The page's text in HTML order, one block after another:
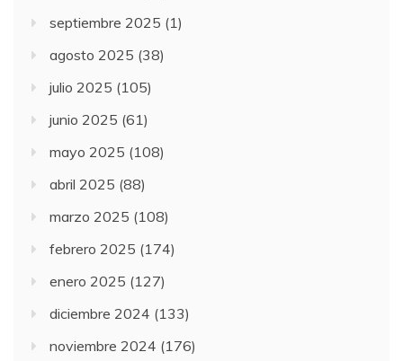
septiembre 2025 (1)
agosto 2025 (38)
julio 2025 (105)
junio 2025 (61)
mayo 2025 (108)
abril 2025 (88)
marzo 2025 (108)
febrero 2025 (174)
enero 2025 (127)
diciembre 2024 (133)
noviembre 2024 (176)